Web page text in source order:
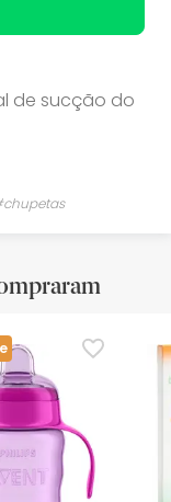
de sucção do